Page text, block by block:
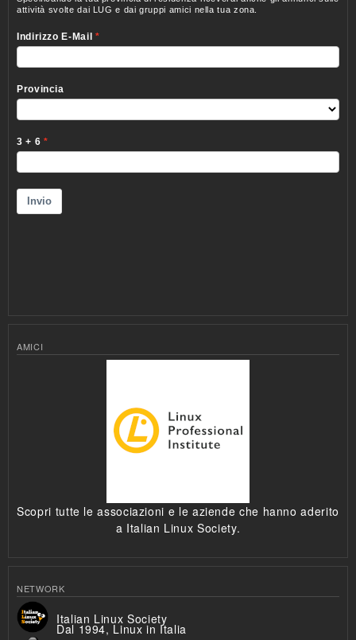
AMICI
Scopri tutte le associazioni e le aziende che hanno aderito
a Italian Linux Society.
NETWORK
Italian Linux Society
Dal 1994, Linux in Italia